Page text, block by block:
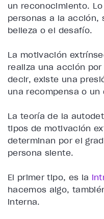
un reconocimiento.
personas a la acción,
belleza o el desafío.
La motivación
realiza una acción
decir, existe una
una recompensa o un
La teoría de la
tipos de motivación
determinan por el
persona siente.
El primer tipo, es la
hacemos algo,
interna.